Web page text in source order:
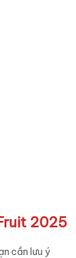
2025
cần lưu ý